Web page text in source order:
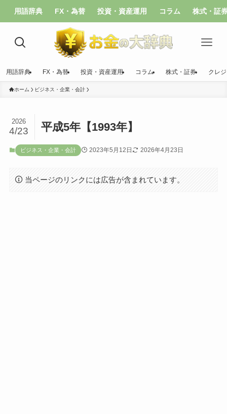
用語辞典 FX・為替 投資・資産運用 コラム 株式・証
用語辞典 FX・為替 投資・資産運用 コラム 株式・証券 クレ
ホーム ビジネス・企業・会計
平成5年【1993年】
2026
4/23
ビジネス・企業・会計 2023年5月12日 2026年4月23日
当ページのリンクには広告が含まれています。